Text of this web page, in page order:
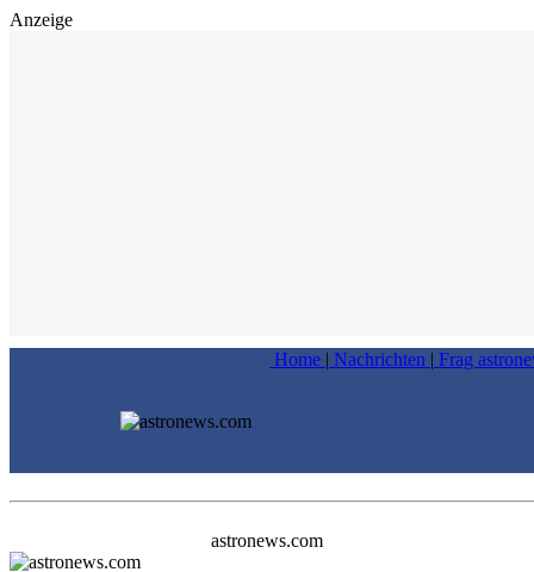
Anzeige
Home | Nachrichten | Frag
astronews.com